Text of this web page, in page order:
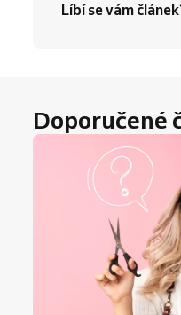
Líbí se vám
Doporučené